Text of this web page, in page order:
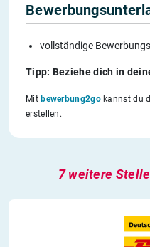
vollständige
Tipp: Beziehe dich in
Mit bewerbung2gokannst du
erstellen.
7 weitere